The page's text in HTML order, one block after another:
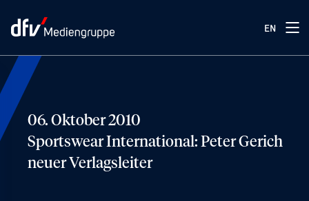
EN
06. Oktober 2010
Sportswear International: Peter Gerich
neuer Verlagsleiter